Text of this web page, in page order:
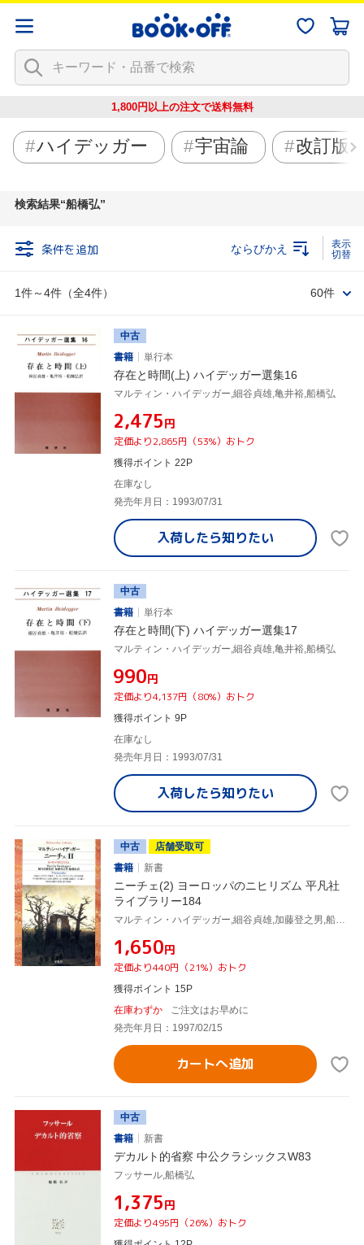
1,800円以上の注文で送料無料
ハイデッガー 宇宙論 改訂版
検索結果 船橋弘
条件を追加
1件～4件（全4件）
ならびかえ
60件
中古
書籍
単行本
存在と時間(上) ハイデッガー選集16
マルティン・ハイデッガー,細谷貞雄,亀井裕,船橋弘
¥2,475円
定価より2,865円（53%）おトク
獲得ポイント 22P
在庫なし
発売年月日：1993/07/31
入荷したら知りたい
中古
書籍
単行本
存在と時間(下) ハイデッガー選集17
マルティン・ハイデッガー,細谷貞雄,亀井裕,船橋弘
¥990円
定価より4,137円（80%）おトク
獲得ポイント 9P
在庫なし
発売年月日：1993/07/31
入荷したら知りたい
中古
店舗受取可
書籍
新書
ニーチェ(2) ヨーロッパのニヒリズム 平凡社
ライブラリー184
マルティン・ハイデッガー,細谷貞雄,加藤登之男,船橋弘
¥1,650円
定価より440円（21%）おトク
獲得ポイント 15P
在庫わずか
ご注文はお早めに
発売年月日：1997/02/15
カートへ追加
中古
書籍
新書
デカルト的省察 中公クラシックスW83
フッサール,船橋弘
¥1,375円
定価より495円（26%）おトク